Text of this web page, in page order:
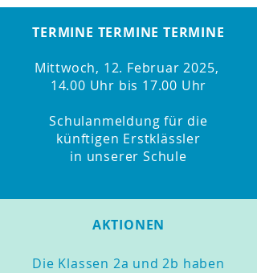
TERMINE TERMINE TERMINE
Mittwoch, 12. Februar 2025,
14.00 Uhr bis 17.00 Uhr
Schulanmeldung für die
künftigen Erstklässler
in unserer Schule
AKTIONEN
Die Klassen 2a und 2b haben